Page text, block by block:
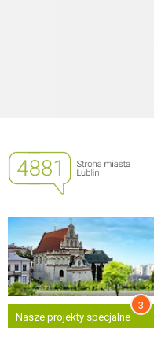
Nasze projekty specjalne
3